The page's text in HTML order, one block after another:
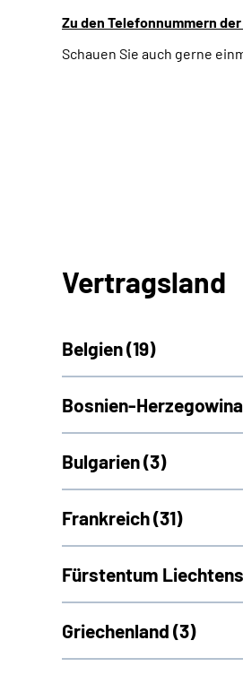
Zu den Telefonnummern
Schauen Sie auch gerne
Vertragsland
Belgien (19)
Bosnien-
Bulgarien (3)
Frankreich (31)
Fürstentum
Griechenland (3)